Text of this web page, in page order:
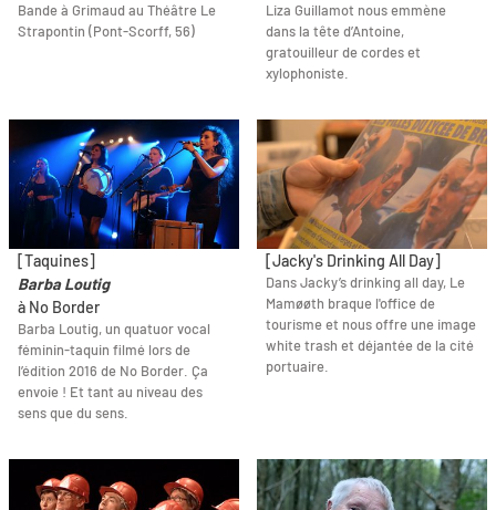
Bande à Grimaud au Théâtre Le
Strapontin (Pont-Scorff, 56)
Liza Guillamot nous emmène
dans la tête d’Antoine,
gratouilleur de cordes et
xylophoniste.
[Taquines]
Barba Loutig
à No Border
Barba Loutig, un quatuor vocal
féminin-taquin filmé lors de
l’édition 2016 de No Border. Ça
envoie ! Et tant au niveau des
sens que du sens.
[Jacky's Drinking All Day]
Dans Jacky’s drinking all day, Le
Mamøøth braque l'office de
tourisme et nous offre une image
white trash et déjantée de la cité
portuaire.